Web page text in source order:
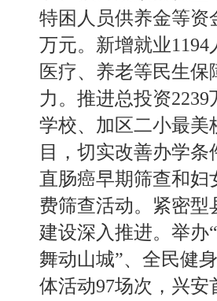
特困人员供养金等资
万元。新增就业1194
医疗、养老等民生保
力。推进总投资2239
学校、 加区二小最美
目，切实改善办学条
直肠癌早期筛查和妇
费筛查活动。紧密型
建设深入推进。举办
舞动山城”、 全民健
体活动97场次，兴安